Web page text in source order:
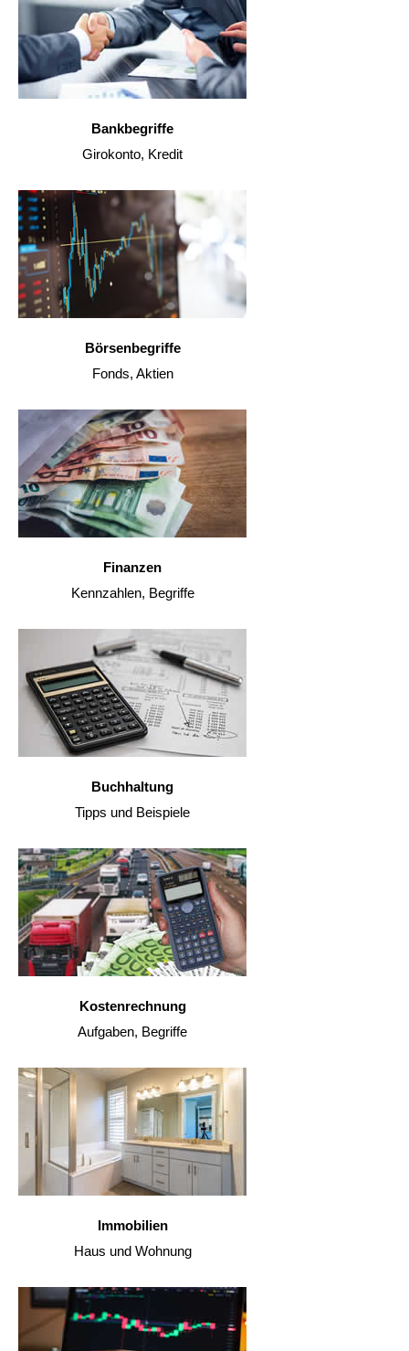
Bankbegriffe
Girokonto, Kredit
Börsenbegriffe
Fonds, Aktien
Finanzen
Kennzahlen, Begriffe
Buchhaltung
Tipps und Beispiele
Kostenrechnung
Aufgaben, Begriffe
Immobilien
Haus und Wohnung